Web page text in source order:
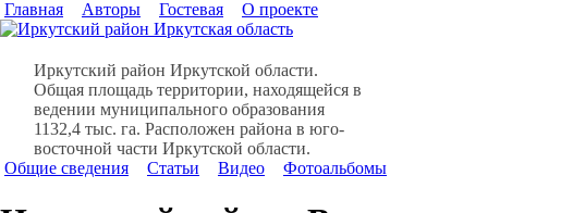
Главная Авторы Гостевая О проекте
Иркутский район Иркутской области.
Общая площадь территории, находящейся в
ведении муниципального образования
1132,4 тыс. га. Расположен района в юго-
восточной части Иркутской области.
Общие сведения
Статьи Видео Фотоальбомы